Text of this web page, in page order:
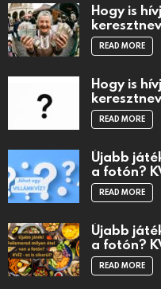
Hogy is
READ MORE
Hogy is
READ MORE
Újabb
a fotón?
READ MORE
Újabb
a fotón?
READ MORE